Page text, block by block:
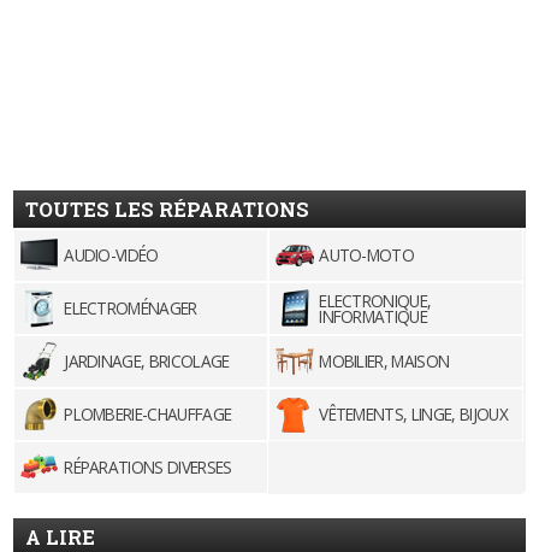
TOUTES LES RÉPARATIONS
AUDIO-VIDÉO AUTO-MOTO
ELECTROMÉNAGER ELECTRONIQUE,
INFORMATIQUE
JARDINAGE, BRICOLAGE
MOBILIER, MAISON
PLOMBERIE-CHAUFFAGE VÊTEMENTS, LINGE, BIJOUX
RÉPARATIONS DIVERSES
A LIRE